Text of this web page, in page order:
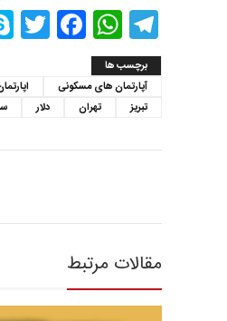
Telegram
برچسب ها
آپارتمان های مسکونی
تبریز
تهران دلار
مقالات مرتبط